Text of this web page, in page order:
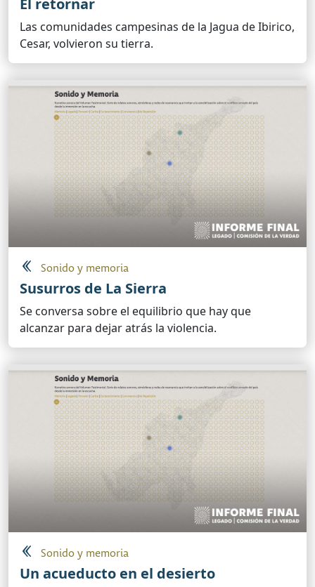
El retornar
Las comunidades campesinas de la Jagua de Ibirico,
Cesar, volvieron su tierra.
Sonido y memoria
Susurros de La Sierra
Se conversa sobre el equilibrio que hay que
alcanzar para dejar atrás la violencia.
Sonido y memoria
Un acueducto en el desierto